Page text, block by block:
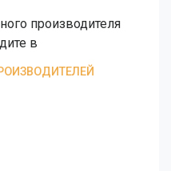
производителя
в